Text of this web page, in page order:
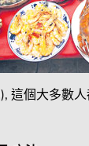
這個大多數